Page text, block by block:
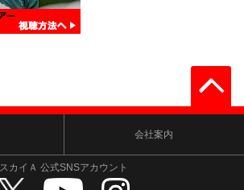
会社案内
スカイＡ 公式SNSアカウント